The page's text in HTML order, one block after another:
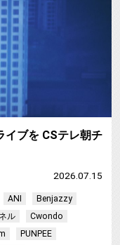
イブを CSテレ朝チ
2026.07.15
ANI
Benjazzy
ル
Cwondo
PUNPEE